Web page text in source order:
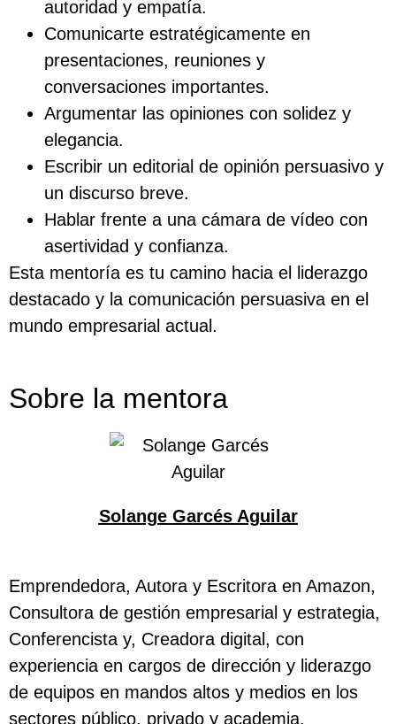
autoridad y empatía.
Comunicarte estratégicamente en
presentaciones, reuniones y
conversaciones importantes.
Argumentar las opiniones con solidez y
elegancia.
Escribir un editorial de opinión persuasivo y
un discurso breve.
Hablar frente a una cámara de vídeo con
asertividad y confianza.
Esta mentoría es tu camino hacia el liderazgo
destacado y la comunicación persuasiva en el
mundo empresarial actual.
Sobre la mentora
Solange Garcés Aguilar
Emprendedora, Autora y Escritora en Amazon,
Consultora de gestión empresarial y estrategia,
Conferencista y, Creadora digital, con
experiencia en cargos de dirección y liderazgo
de equipos en mandos altos y medios en los
sectores público, privado y academia.